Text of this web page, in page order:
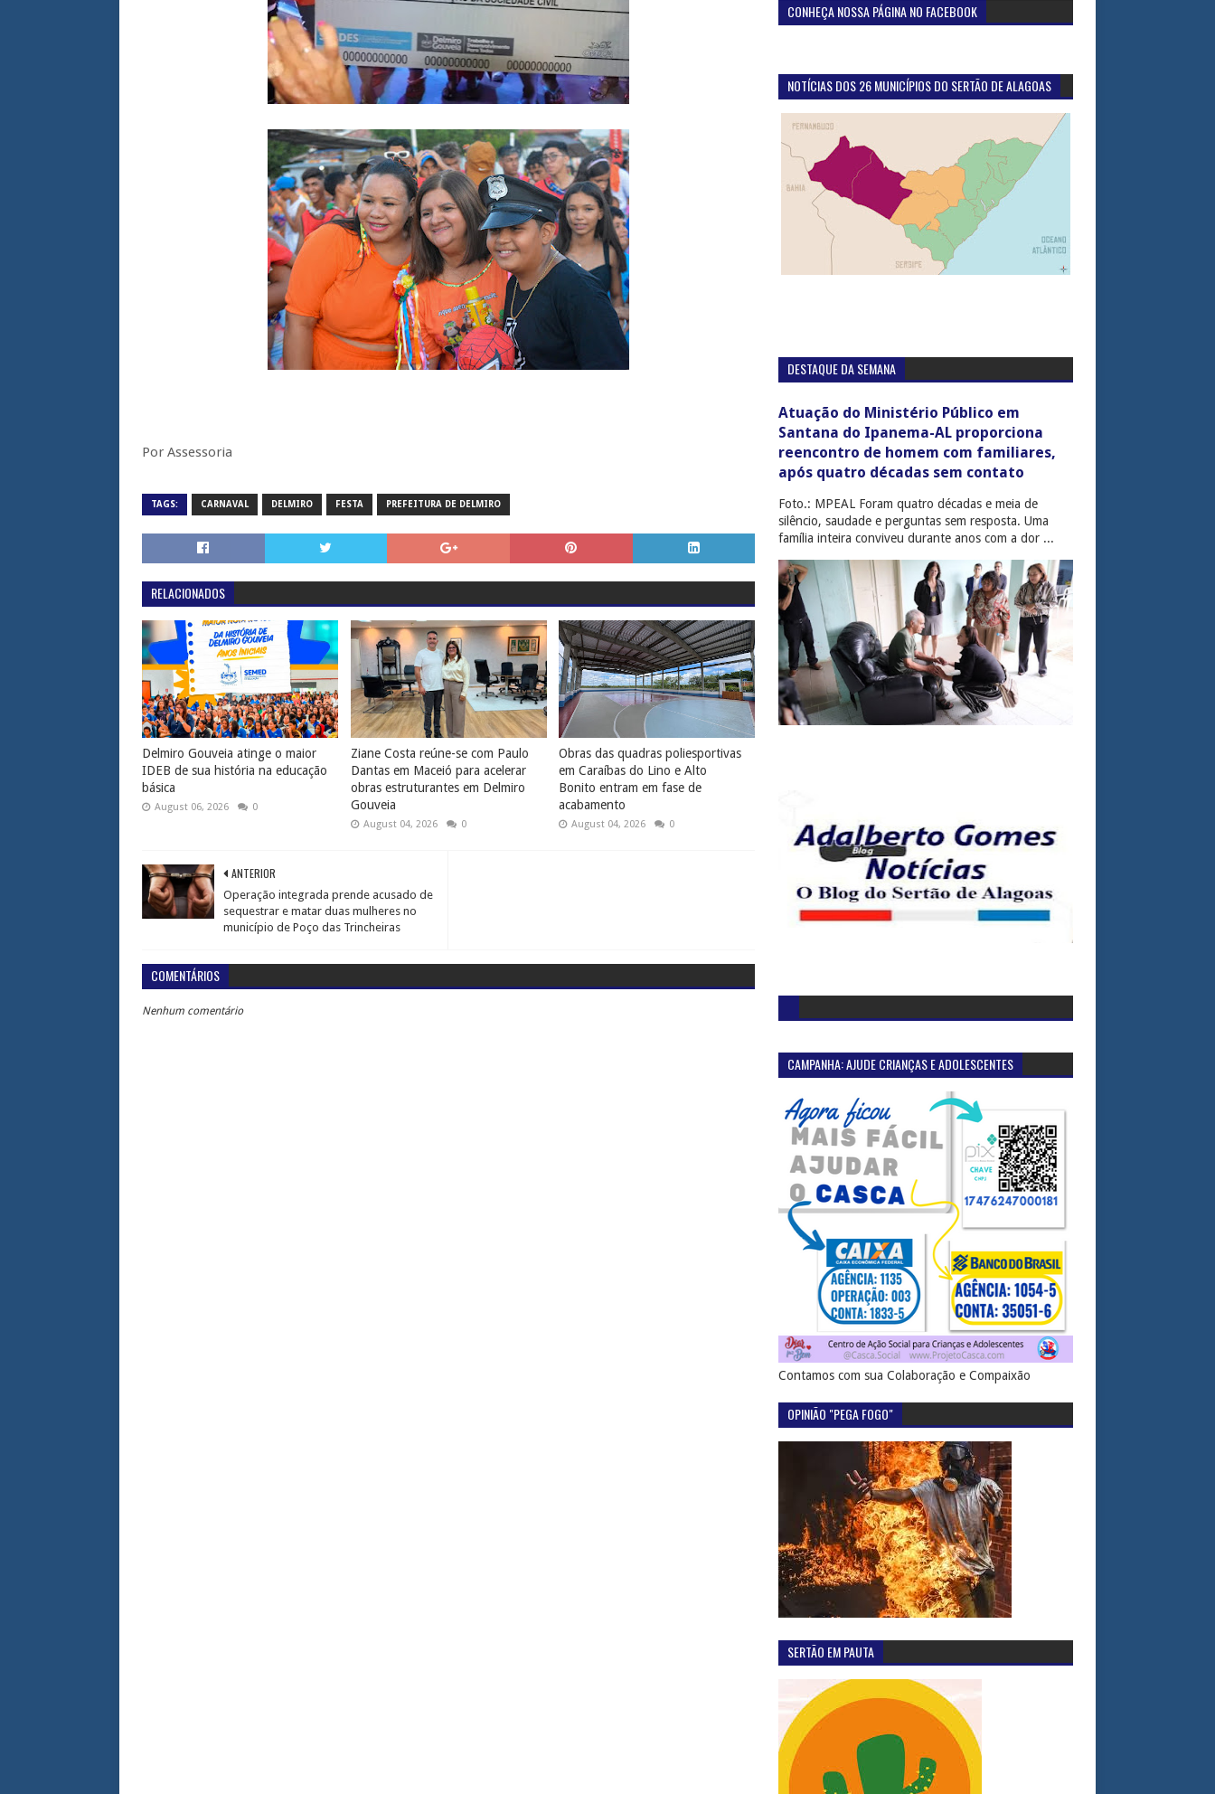
Por Assessoria
TAGS: CARNAVAL DELMIRO FESTA PREFEITURA DE DELMIRO
RELACIONADOS
Delmiro Gouveia atinge o maior
IDEB de sua história na educação
básica
August 06, 2026 0
Ziane Costa reúne-se com Paulo
Dantas em Maceió para acelerar
obras estruturantes em Delmiro
Gouveia
August 04, 2026 0
Obras das quadras poliesportivas
em Caraíbas do Lino e Alto
Bonito entram em fase de
acabamento
August 04, 2026 0
ANTERIOR
Operação integrada prende acusado de
sequestrar e matar duas mulheres no
município de Poço das Trincheiras
COMENTÁRIOS
Nenhum comentário
CONHEÇA NOSSA PÁGINA NO FACEBOOK
NOTÍCIAS DOS 26 MUNICÍPIOS DO SERTÃO DE ALAGOAS
DESTAQUE DA SEMANA
Atuação do Ministério Público em
Santana do Ipanema-AL proporciona
reencontro de homem com familiares,
após quatro décadas sem contato
Foto.: MPEAL Foram quatro décadas e meia de
silêncio, saudade e perguntas sem resposta. Uma
família inteira conviveu durante anos com a dor ...
CAMPANHA: AJUDE CRIANÇAS E ADOLESCENTES
Contamos com sua Colaboração e Compaixão
OPINIÃO "PEGA FOGO"
SERTÃO EM PAUTA